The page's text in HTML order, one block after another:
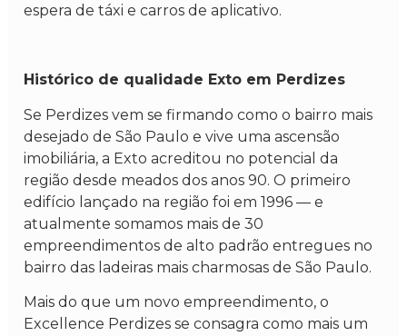
espera de táxi e carros de aplicativo.
Histórico de qualidade Exto em Perdizes
Se Perdizes vem se firmando como o bairro mais
desejado de São Paulo e vive uma ascensão
imobiliária, a Exto acreditou no potencial da
região desde meados dos anos 90. O primeiro
edifício lançado na região foi em 1996 — e
atualmente somamos mais de 30
empreendimentos de alto padrão entregues no
bairro das ladeiras mais charmosas de São Paulo.
Mais do que um novo empreendimento, o
Excellence Perdizes se consagra como mais um